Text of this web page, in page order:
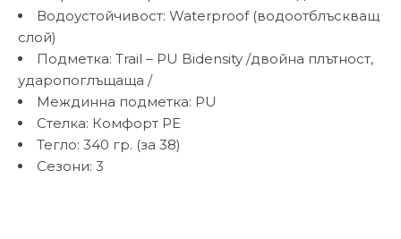
Водоустойчивост: Waterproof (водоотблъскващ
слой)
Подметка: Trail – PU Bidensity /двойна плътност,
ударопоглъщаща /
Междинна подметка: PU
Стелка: Комфорт PE
Тегло: 340 гр. (за 38)
Сезони: 3